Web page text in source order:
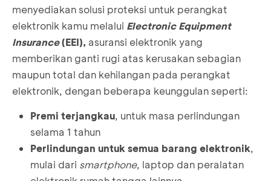
menyediakan solusi proteksi untuk perangkat
elektronik kamu melalui Electronic Equipment
Insurance(EEI), asuransi elektronik yang
memberikan ganti rugi atas kerusakan sebagian
maupun total dan kehilangan pada perangkat
elektronik, dengan beberapa keunggulan seperti:
Premi terjangkau, untuk masa perlindungan
selama 1 tahun
Perlindungan untuk semua barang elektronik,
mulai dari smartphone, laptop dan peralatan